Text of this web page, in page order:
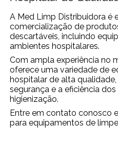
A Med Limp Distribuidora é
comercialização de
descartáveis, incluindo
ambientes hospitalares.
Com ampla experiência no
oferece uma variedade de
hospitalar de alta
segurança e a eficiência
higienização.
Entre em contato conosco
para equipamentos de